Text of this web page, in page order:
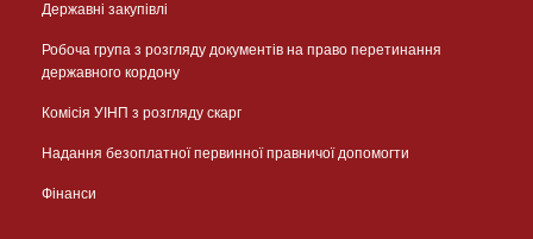
Державні закупівлі
Робоча група з розгляду документів на право перетинання
державного кордону
Комісія УІНП з розгляду скарг
Надання безоплатної первинної правничої допомогти
Фінанси